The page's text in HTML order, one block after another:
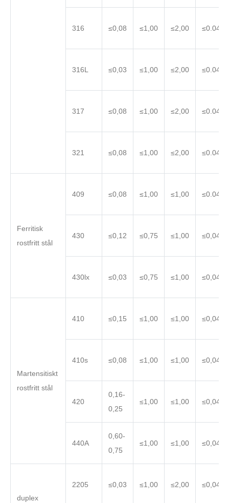
316 ≤0,08 ≤1,00 ≤2,00 ≤0.045
316L ≤0,03 ≤1,00 ≤2,00 ≤0.045
317 ≤0,08 ≤1,00 ≤2,00 ≤0.045
321 ≤0,08 ≤1,00 ≤2,00 ≤0.045
Ferritisk
rostfritt stål
409 ≤0,08 ≤1,00 ≤1,00 ≤0.045
430 ≤0,12 ≤0,75 ≤1,00 ≤0,040
430lx ≤0,03 ≤0,75 ≤1,00 ≤0,040
Martensitiskt
rostfritt stål
410 ≤0,15 ≤1,00 ≤1,00 ≤0,040
410s ≤0,08 ≤1,00 ≤1,00 ≤0,040
420
0,16-
0,25
≤1,00 ≤1,00 ≤0,040
440A
0,60-
0,75
≤1,00 ≤1,00 ≤0,040
duplex
2205 ≤0,03 ≤1,00 ≤2,00 ≤0,040